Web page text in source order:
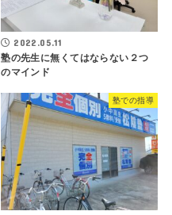
2022.05.11
塾の先生に無くてはならない２つ
のマインド
塾での指導